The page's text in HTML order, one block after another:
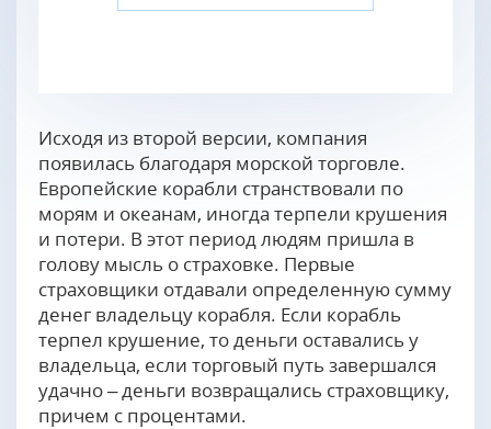
Исходя из второй версии, компания
появилась благодаря морской торговле.
Европейские корабли странствовали по
морям и океанам, иногда терпели крушения
и потери. В этот период людям пришла в
голову мысль о страховке. Первые
страховщики отдавали определенную сумму
денег владельцу корабля. Если корабль
терпел крушение, то деньги оставались у
владельца, если торговый путь завершался
удачно – деньги возвращались страховщику,
причем с процентами.